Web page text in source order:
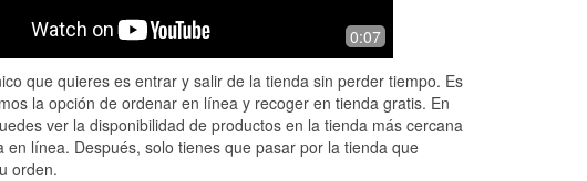
Great
0:07
que quieres es entrar y salir de la tienda sin perder tiempo. Es
la opción de ordenar en línea y recoger en tienda gratis. En
ver la disponibilidad de productos en la tienda más cercana
en línea. Después, solo tienes que pasar por la tienda que
orden.